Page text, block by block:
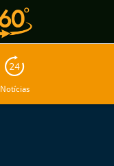
Notícias